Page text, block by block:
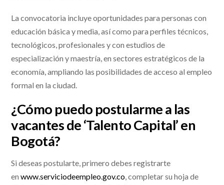
La convocatoria incluye oportunidades para personas con
educación básica y media, así como para perfiles técnicos,
tecnológicos, profesionales y con estudios de
especialización y maestría, en sectores estratégicos de la
economía, ampliando las posibilidades de acceso al empleo
formal en la ciudad.
¿Cómo puedo postularme a las
vacantes de ‘Talento Capital’ en
Bogotá?
Si deseas postularte, primero debes registrarte
enwww.serviciodeempleo.gov.co, completar su hoja de